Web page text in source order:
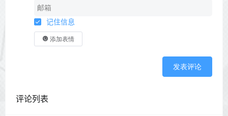
记住信息
添加表情
发表评论
评论列表